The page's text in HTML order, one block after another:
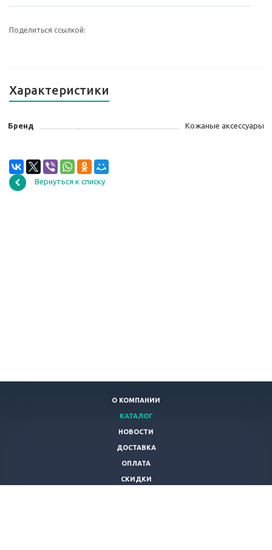
Поделиться ссылкой:
Характеристики
Бренд Кожаные аксессуары
Вернуться к списку
О КОМПАНИИ
КАТАЛОГ
НОВОСТИ
ДОСТАВКА
ОПЛАТА
СКИДКИ